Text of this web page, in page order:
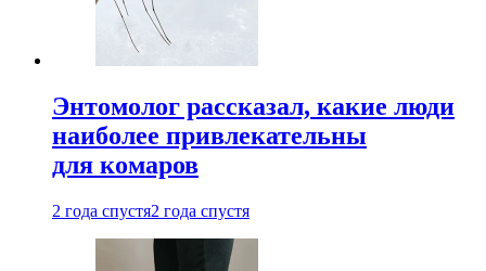
Энтомолог рассказал, какие люди
наиболее привлекательны
для комаров
2 года спустя2 года спустя